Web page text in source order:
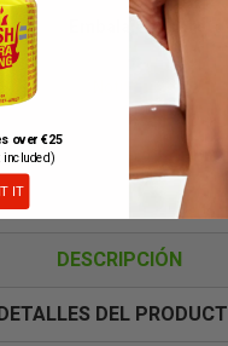
Embalaje discreto.
Notificarme
DESCRIPCIÓN
DEL
over €25
IT